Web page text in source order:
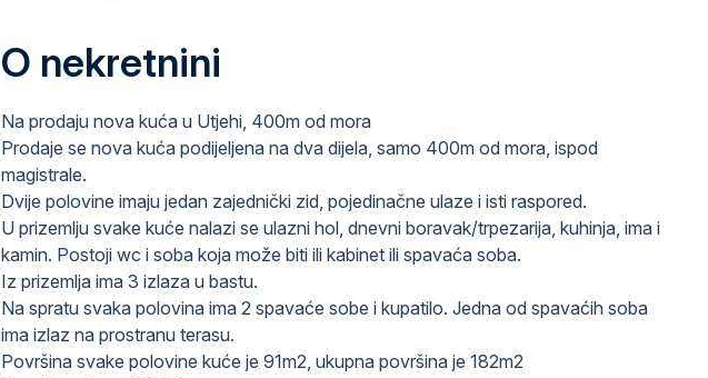
O nekretnini
Na prodaju nova kuća u Utjehi, 400m od mora
Prodaje se nova kuća podijeljena na dva dijela, samo 400m od mora, ispod
magistrale.
Dvije polovine imaju jedan zajednički zid, pojedinačne ulaze i isti raspored.
U prizemlju svake kuće nalazi se ulazni hol, dnevni boravak/trpezarija, kuhinja, ima i
kamin. Postoji wc i soba koja može biti ili kabinet ili spavaća soba.
Iz prizemlja ima 3 izlaza u bastu.
Na spratu svaka polovina ima 2 spavaće sobe i kupatilo. Jedna od spavaćih soba
ima izlaz na prostranu terasu.
Površina svake polovine kuće je 91m2, ukupna površina je 182m2